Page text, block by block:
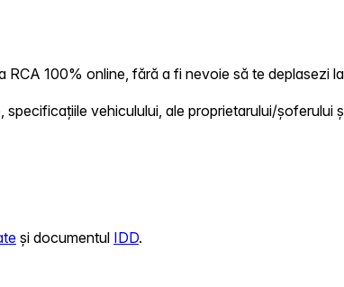
100% online, fără a fi nevoie să te deplasezi
vehiculului, ale proprietarului/șoferului
și documentul IDD.